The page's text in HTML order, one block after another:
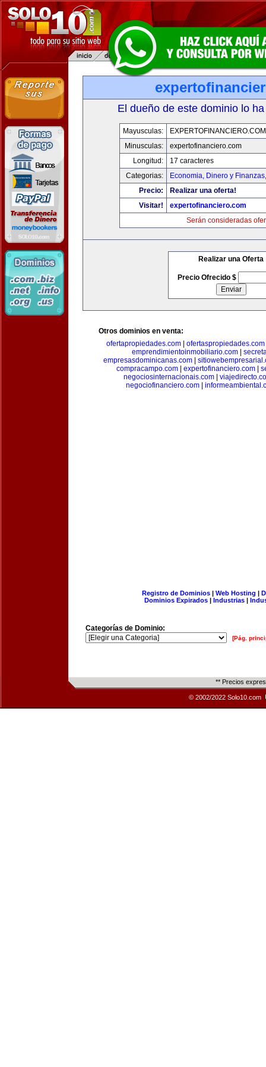
El dueño de este dominio lo
Mayusculas:
EXPERTOFINANCIERO.COM
Minusculas:
expertofinanciero.com
Longitud:
17 caracteres
Categorias:
Economia, Dinero y Finanzas
Precio:
Realizar una oferta!
Visitar!
expertofinanciero.com
Serán consideradas
Realizar una Oferta
Precio Ofrecido $
Otros dominios en venta:
ofertapropiedades.com
ofertaspropiedades.com
emprendimientoinmobiliario.com|
empresasdominicanas.com|
compracampo.com| expertofinanciero.com|
negociosinternacionais.com
negociofinanciero.com
Registro de Dominios| Web Hosting |
Dominios Expirados | Industrias |
Categorías de Dominio:
[Pág.
** Precios
© 2002/2022 Solo10.com